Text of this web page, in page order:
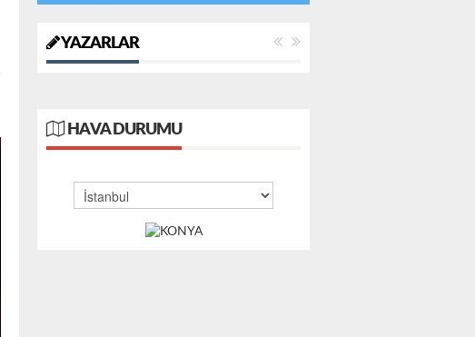
YAZARLAR
HAVA DURUMU